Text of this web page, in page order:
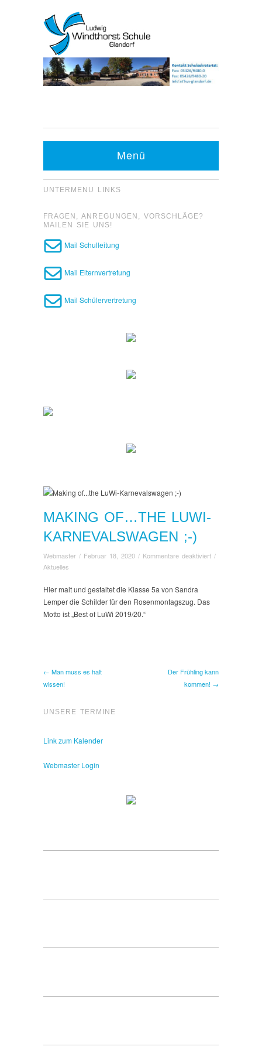
Fax: 05426 9480-20
Menü
UNTERMENU LINKS
FRAGEN, ANREGUNGEN, VORSCHLÄGE?
MAILEN SIE UNS!
Mail Schulleitung
Mail Elternvertretung
Mail Schülervertretung
MAKING OF…THE LUWI-
KARNEVALSWAGEN ;-)
Webmaster / Februar 18, 2020 / Kommentare deaktiviertfür/
Aktuelles
Hier malt und gestaltet die Klasse 5a von Sandra
Lemper die Schilder für den Rosenmontagszug. Das
Motto ist „Best of LuWi 2019/20.“
← Man muss es halt
wissen!
Der Frühling kann
kommen! →
UNSERE TERMINE
Link zum Kalender
Webmaster Login